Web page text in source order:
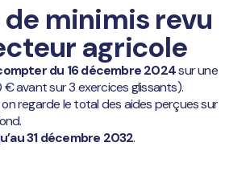
minimis revu
agricole
du 16 décembre 2024sur une
avant sur 3 exercices glissants).
regarde le total des aides perçues sur
31 décembre 2032.